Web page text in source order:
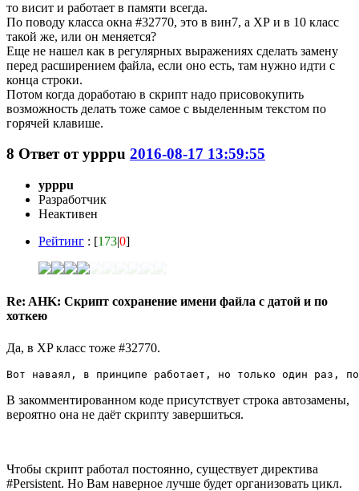
то висит и работает в памяти всегда.
По поводу класса окна #32770, это в вин7, а ХР и в 10 класс
такой же, или он меняется?
Еще не нашел как в регулярных выражениях сделать замену
перед расширением файла, если оно есть, там нужно идти с
конца строки.
Потом когда доработаю в скрипт надо присовокупить
возможность делать тоже самое с выделенным текстом по
горячей клавише.
8 Ответ отypppu 2016-08-17 13:59:55
ypppu
Разработчик
Неактивен
Рейтинг : [173|0]
Re: AHK: Скрипт сохранение имени файла с датой и по
хоткею
Да, в XP класс тоже #32770.
Вот наваял, в принципе работает, но только один раз,
В закомментированном коде присутствует строка автозамены,
вероятно она не даёт скрипту завершиться.
Чтобы скрипт работал постоянно, существует директива
#Persistent. Но Вам наверное лучше будет организовать цикл.